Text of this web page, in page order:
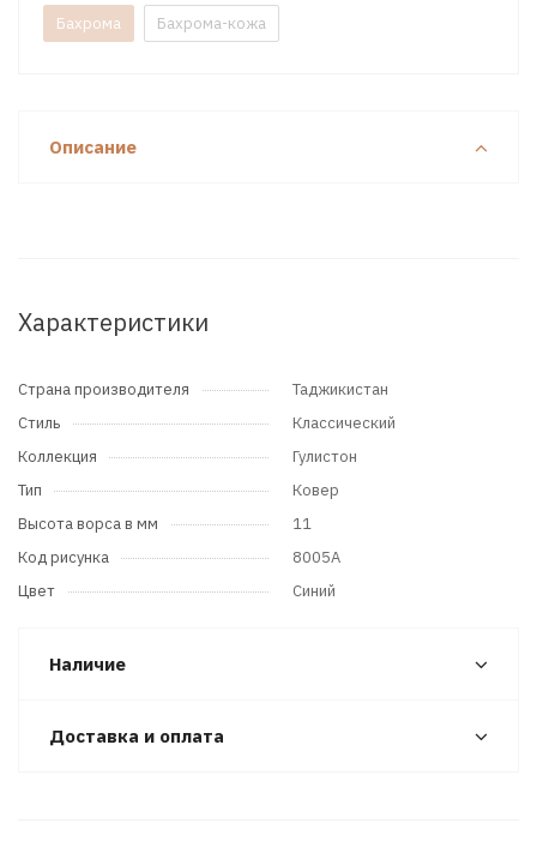
Бахрома
Бахрома-кожа
Описание
Характеристики
Страна производителя
Таджикистан
Стиль
Классический
Коллекция
Гулистон
Тип
Ковер
Высота ворса в мм
11
Код рисунка
8005A
Цвет
Синий
Наличие
Доставка и оплата